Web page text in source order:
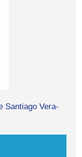
Santiago Vera-